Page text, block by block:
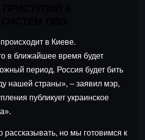
в Киеве.
в ближайшее время будет
период. Россия будет бить
нашей страны», – заявил мэр,
публикует украинское
рассказывать, но мы готовимся к